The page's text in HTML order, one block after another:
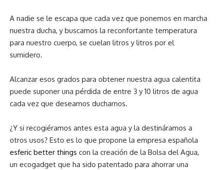
A nadie se le escapa que cada vez que ponemos en marcha
nuestra ducha, y buscamos la reconfortante temperatura
para nuestro cuerpo, se cuelan litros y litros por el
sumidero.
Alcanzar esos grados para obtener nuestra agua calentita
puede suponer una pérdida de entre 3 y 10 litros de agua
cada vez que deseamos ducharnos.
¿Y si recogiéramos antes esta agua y la destináramos a
otros usos? Esto es lo que propone la empresa española
esferic better things con la creación de la Bolsa del Agua,
un ecogadget que ha sido patentado para ahorrar una